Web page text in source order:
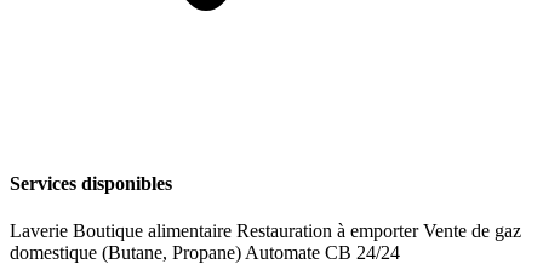
Services disponibles
Laverie Boutique alimentaire Restauration à emporterVente de gaz
domestique (Butane, Propane) Automate CB 24/24